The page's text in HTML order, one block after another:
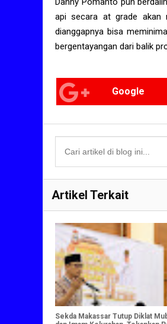
api secara at grade akan
dianggapnya bisa
bergentayangan dari balik
Google
Artikel Terkait
Sekda Makassar Tutup Diklat